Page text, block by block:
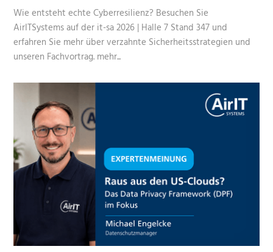
Wie entsteht echte Cyberresilienz? Besuchen Sie
AirITSystems auf der it-sa 2026 | Halle 7 Stand 347 und
erfahren Sie mehr über verzahnte Sicherheitsstrategien und
unseren Fachvortrag. mehr...